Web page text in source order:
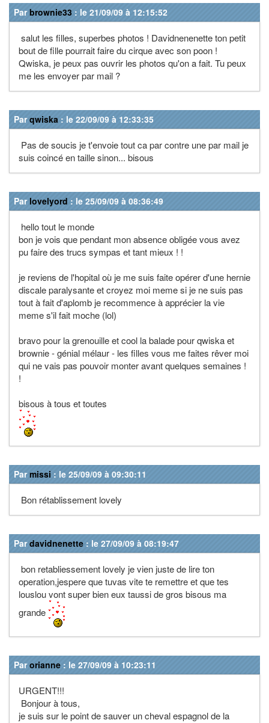
Parbrownie33 : le 21/09/09 à 12:15:52
salut les filles, superbes photos ! Davidnenenette ton petit
bout de fille pourrait faire du cirque avec son poon !
Qwiska, je peux pas ouvrir les photos qu'on a fait. Tu peux
me les envoyer par mail ?
Parqwiska : le 22/09/09 à 12:33:35
Pas de soucis je t'envoie tout ca par contre une par mail je
suis coincé en taille sinon... bisous
Par lovelyord : le 25/09/09 à 08:36:49
hello tout le monde
bon je vois que pendant mon absence obligée vous avez
pu faire des trucs sympas et tant mieux ! !
je reviens de l'hopital où je me suis faite opérer d'une hernie
discale paralysante et croyez moi meme si je ne suis pas
tout à fait d'aplomb je recommence à apprécier la vie
meme s'il fait moche (lol)
bravo pour la grenouille et cool la balade pour qwiska et
brownie - génial mélaur - les filles vous me faites rêver moi
qui ne vais pas pouvoir monter avant quelques semaines !
!
bisous à tous et toutes
Parmissi : le 25/09/09 à 09:30:11
Bon rétablissement lovely
Pardavidnenette : le 27/09/09 à 08:19:47
bon retabliessement lovely je vien juste de lire ton
operation,jespere que tuvas vite te remettre et que tes
louslou vont super bien eux taussi de gros bisous ma
grande
Parorianne : le 27/09/09 à 10:23:11
URGENT!!!
Bonjour à tous,
je suis sur le point de sauver un cheval espagnol de la